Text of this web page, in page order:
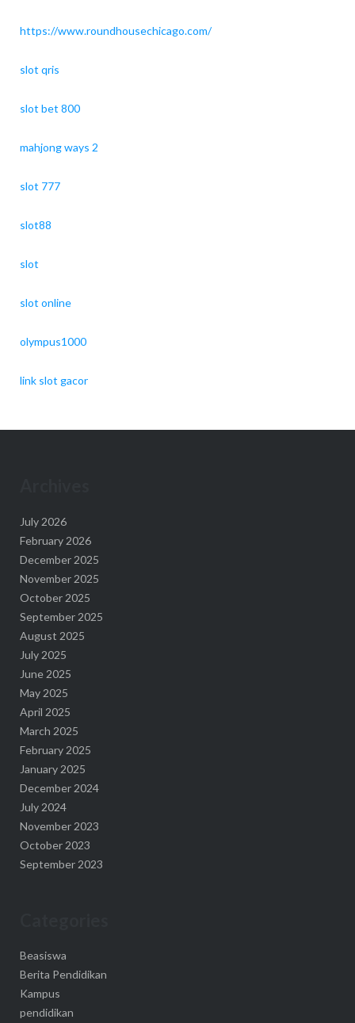
https://www.roundhousechicago.com/
slot qris
slot bet 800
mahjong ways 2
slot 777
slot88
slot
slot online
olympus1000
link slot gacor
July 2026
February 2026
December 2025
November 2025
October 2025
September 2025
August 2025
July 2025
June 2025
May 2025
April 2025
March 2025
February 2025
January 2025
December 2024
July 2024
November 2023
October 2023
September 2023
Beasiswa
Berita Pendidikan
Kampus
pendidikan